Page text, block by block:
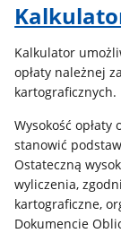
Kalkulator
opłaty należnej
kartograficznych.
Wysokość
stanowić
Ostateczną
wyliczenia,
kartograficzne,
Dokumencie